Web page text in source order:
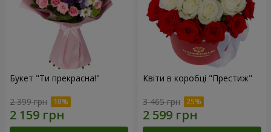
Букет "Ти прекрасна!"
2 399 грн
Квіти в коробці "Престиж"
3 465 грн